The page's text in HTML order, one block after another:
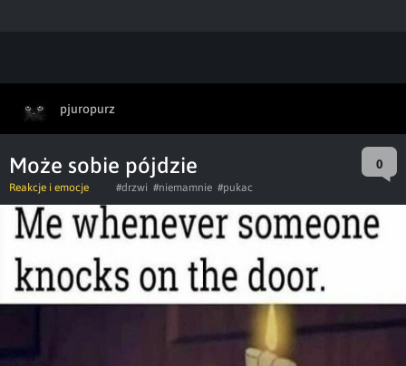
pjuropurz
Może sobie pójdzie 0
Reakcje i emocje #drzwi #niemamnie #pukac